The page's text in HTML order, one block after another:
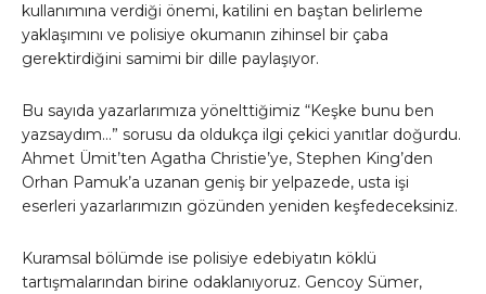
kullanımına verdiği önemi, katilini en baştan belirleme
yaklaşımını ve polisiye okumanın zihinsel bir çaba
gerektirdiğini samimi bir dille paylaşıyor.
Bu sayıda yazarlarımıza yönelttiğimiz “Keşke bunu ben
yazsaydım…” sorusu da oldukça ilgi çekici yanıtlar doğurdu.
Ahmet Ümit’ten Agatha Christie’ye, Stephen King’den
Orhan Pamuk’a uzanan geniş bir yelpazede, usta işi
eserleri yazarlarımızın gözünden yeniden keşfedeceksiniz.
Kuramsal bölümde ise polisiye edebiyatın köklü
tartışmalarından birine odaklanıyoruz. Gencoy Sümer,